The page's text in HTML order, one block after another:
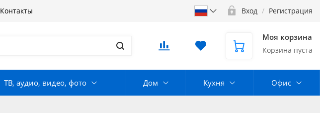
Контакты Вход / Регистрация
Моя корзина
Корзина пуста
ТВ, аудио, видео, фото Дом Кухня Офис